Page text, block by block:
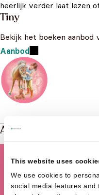
This website uses
We use cookies to
social media features
heerlijk verder laat lezen
Tiny
Bekijk het boeken aanbod
Aanbod
Andere boeken over